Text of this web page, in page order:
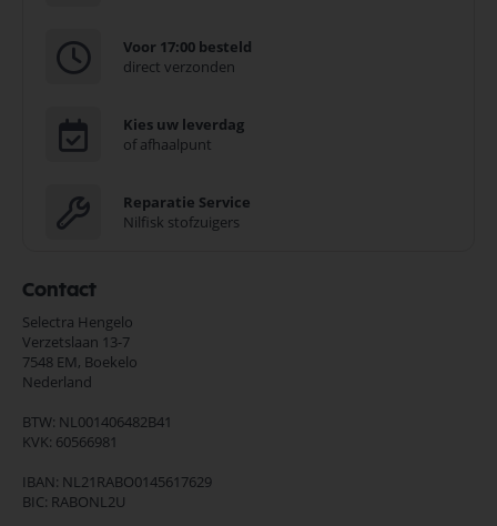
Voor 17:00 besteld
direct verzonden
Kies uw leverdag
of afhaalpunt
Reparatie Service
Nilfisk stofzuigers
Contact
Selectra Hengelo
Verzetslaan 13-7
7548 EM, Boekelo
Nederland
BTW: NL001406482B41
KVK: 60566981
IBAN: NL21RABO0145617629
BIC: RABONL2U